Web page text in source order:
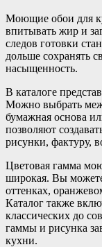
Моющие обои для
впитывать жир и
следов готовки
дольше сохранять
насыщенность.
В каталоге
Можно выбрать
бумажная основа
позволяют
рисунки, фактуру,
Цветовая гамма
широкая. Вы
оттенках,
Каталог также
классических до
гаммы и рисунка
кухни.